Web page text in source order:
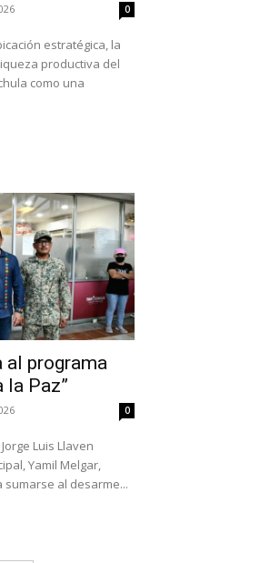
0
estratégica, la
productiva del
como una
al programa
la Paz”
0
Luis Llaven
Yamil Melgar,
al desarme...